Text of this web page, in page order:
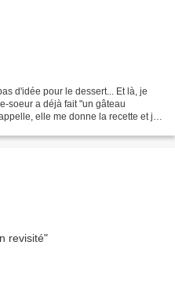
d'idée pour le dessert... Et là, je
soeur a déjà fait "un gâteau
elle me donne la recette et je